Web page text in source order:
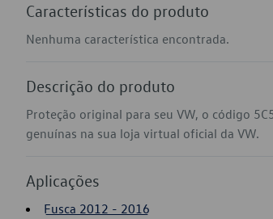
Características do produto
Nenhuma característica encontrada.
Descrição do produto
Proteção original para seu VW, o código
genuínas na sua loja virtual oficial da VW.
Aplicações
Fusca 2012 - 2016